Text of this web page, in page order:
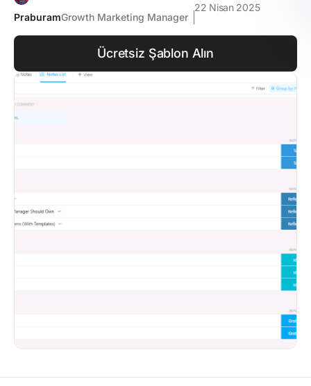
PraburamGrowth Marketing Manager
22 Nisan 2025
Ücretsiz Şablon Alın